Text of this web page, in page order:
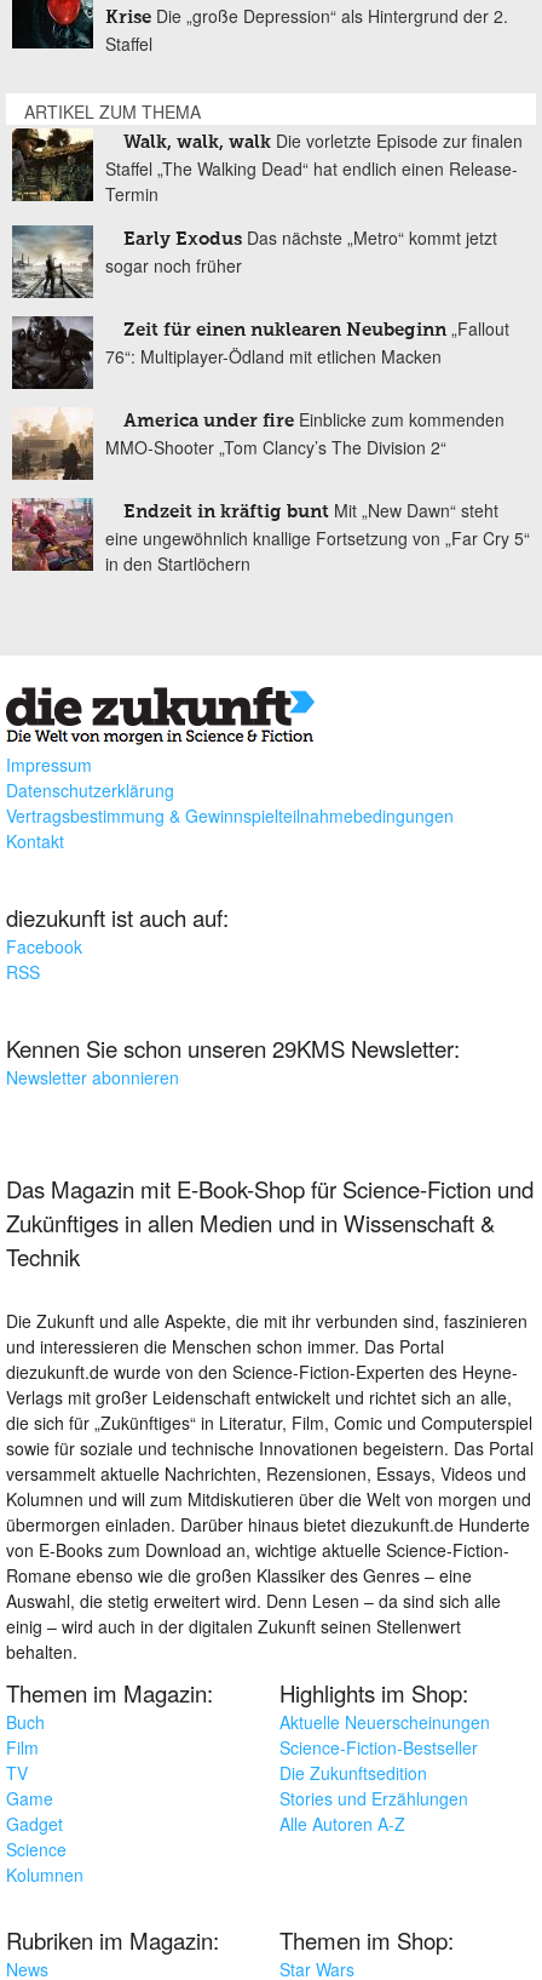
Krise Die „große Depression“ als Hintergrund der 2.
Staffel
ARTIKEL ZUM THEMA
Walk, walk, walk Die vorletzte Episode zur finalen
Staffel „The Walking Dead“ hat endlich einen Release-
Termin
Early Exodus Das nächste „Metro“ kommt jetzt
sogar noch früher
Zeit für einen nuklearen Neubeginn „Fallout
76“: Multiplayer-Ödland mit etlichen Macken
America under fire Einblicke zum kommenden
MMO-Shooter „Tom Clancy’s The Division 2“
Endzeit in kräftig bunt Mit „New Dawn“ steht
eine ungewöhnlich knallige Fortsetzung von „Far Cry 5“
in den Startlöchern
Impressum
Datenschutzerklärung
Vertragsbestimmung & Gewinnspielteilnahmebedingungen
Kontakt
diezukunft ist auch auf:
Facebook
RSS
Kennen Sie schon unseren 29KMS Newsletter:
Newsletter abonnieren
Das Magazin mit E-Book-Shop für Science-Fiction und
Zukünftiges in allen Medien und in Wissenschaft &
Technik
Die Zukunft und alle Aspekte, die mit ihr verbunden sind, faszinieren
und interessieren die Menschen schon immer. Das Portal
diezukunft.de wurde von den Science-Fiction-Experten des Heyne-
Verlags mit großer Leidenschaft entwickelt und richtet sich an alle,
die sich für „Zukünftiges“ in Literatur, Film, Comic und Computerspiel
sowie für soziale und technische Innovationen begeistern. Das Portal
versammelt aktuelle Nachrichten, Rezensionen, Essays, Videos und
Kolumnen und will zum Mitdiskutieren über die Welt von morgen und
übermorgen einladen. Darüber hinaus bietet diezukunft.de Hunderte
von E-Books zum Download an, wichtige aktuelle Science-Fiction-
Romane ebenso wie die großen Klassiker des Genres – eine
Auswahl, die stetig erweitert wird. Denn Lesen – da sind sich alle
einig – wird auch in der digitalen Zukunft seinen Stellenwert
behalten.
Themen im Magazin:
Buch
Film
TV
Game
Gadget
Science
Kolumnen
Highlights im Shop:
Aktuelle Neuerscheinungen
Science-Fiction-Bestseller
Die Zukunftsedition
Stories und Erzählungen
Alle Autoren A-Z
Rubriken im Magazin:
News
Themen im Shop:
Star Wars